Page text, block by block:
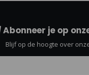
Abonneer je op
Blijf op de hoogte over